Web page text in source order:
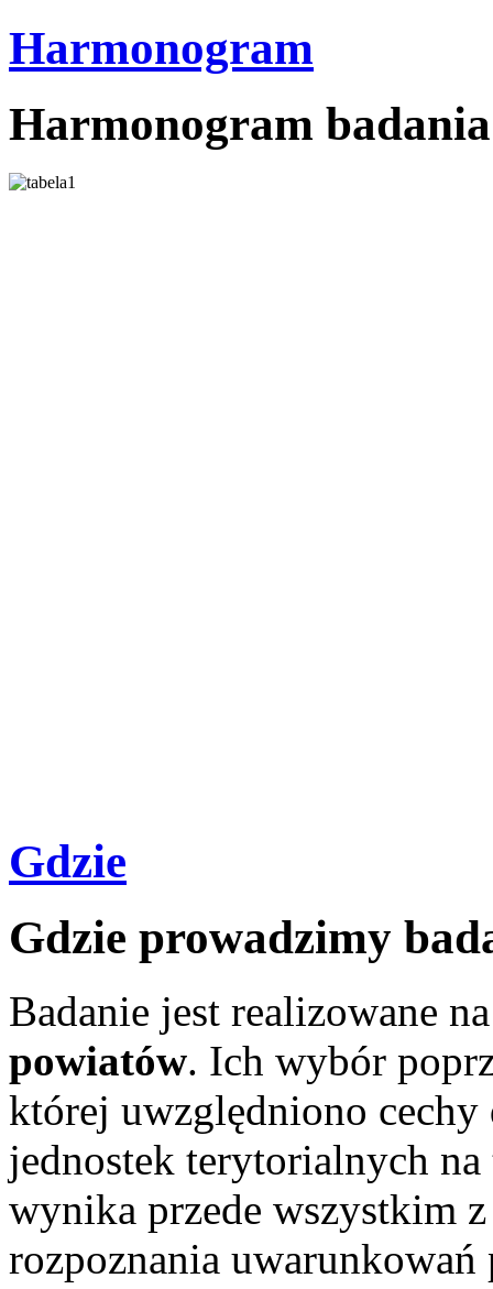
Harmonogram
Harmonogram badania
Gdzie
Gdzie prowadzimy
Badanie jest realizowane
powiatów. Ich wybór
której uwzględniono
jednostek terytorialnych
wynika przede wszystkim
rozpoznania uwarunkowań